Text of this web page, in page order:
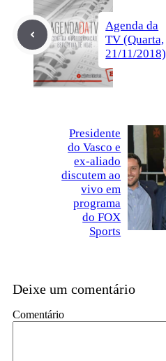
Agenda da
TV (Quarta,
21/11/2018)
Presidente
do Vasco e
ex-aliado
discutem ao
vivo em
programa
do FOX
Sports
Deixe um comentário
Comentário